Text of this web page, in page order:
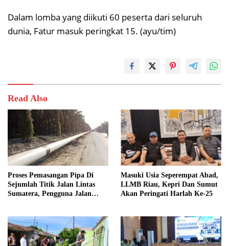
Dalam lomba yang diikuti 60 peserta dari seluruh
dunia, Fatur masuk peringkat 15. (ayu/tim)
Read Also
Proses Pemasangan Pipa Di
Sejumlah Titik Jalan Lintas
Sumatera, Pengguna Jalan
Masuki Usia Seperempat Abad,
LLMB Riau, Kepri Dan Sumut
Akan Peringati Harlah Ke-25